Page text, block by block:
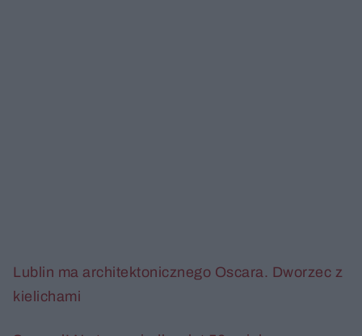
Lublin ma architektonicznego Oscara. Dworzec z
kielichami